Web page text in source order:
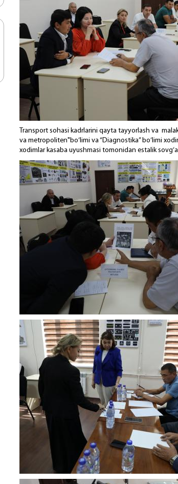
Transport sohasi kadrlarini qayta tayyorlash va
va metropoliten"bo‘limi va “Diagnostika” bo‘limi
xodimlar kasaba uyushmasi tomonidan estalik